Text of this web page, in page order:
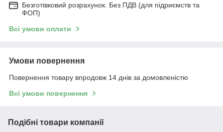
Безготівковий розрахунок. Без ПДВ (для підриємств та
ФОП)
Всі умови оплати
Умови повернення
Повернення товару впродовж 14 днів за домовленістю
Всі умови повернення
Подібні товари компанії